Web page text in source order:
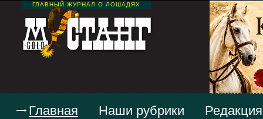
ГЛАВНЫЙ ЖУРНАЛ О ЛОШАДЯХ
Главная Наши рубрики Редакция